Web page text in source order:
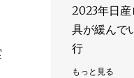
2023年日産
具が緩んで
行
もっと見る